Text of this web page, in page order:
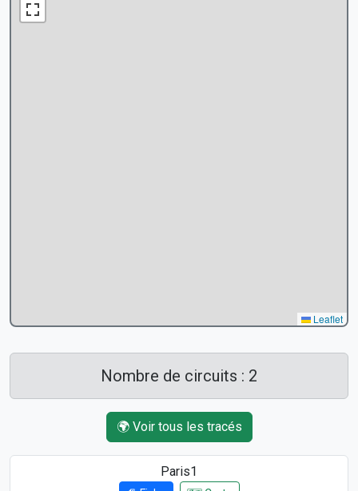
Leaflet
Nombre de circuits : 2
🌍 Voir tous les tracés
Paris1